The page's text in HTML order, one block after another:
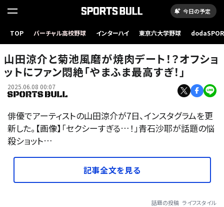
今日の予定
TOP バーチャル高校野球 インターハイ 東京六大学野球
山田涼介と菊池風磨が焼肉デート！？オフショ
ットにファン悶絶「やまふま最高すぎ！」
2025.06.08 00:07
俳優でアーティストの山田涼介が7日、インスタグラムを更
新した。【画像】「セクシーすぎる…！」青石沙耶が話題の悩
殺ショット…
記事全文を見る
話題の投稿 ライフスタイル